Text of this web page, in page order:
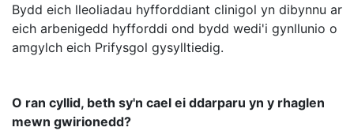
Bydd eich lleoliadau hyfforddiant clinigol yn dibynnu ar
eich arbenigedd hyfforddi ond bydd wedi'i gynllunio o
amgylch eich Prifysgol gysylltiedig.
O ran cyllid, beth sy'n cael ei ddarparu yn y rhaglen
mewn gwirionedd?